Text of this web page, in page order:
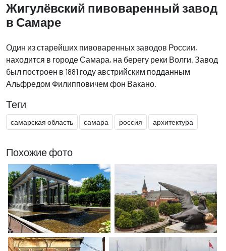
Жигулёвский пивоваренный завод
в Самаре
Один из старейших пивоваренных заводов России,
находится в городе Самара, на берегу реки Волги. Завод
был построен в 1881 году австрийским подданным
Альфредом Филипповичем фон Вакано.
Теги
самарская область самара россия архитектура
Похожие фото